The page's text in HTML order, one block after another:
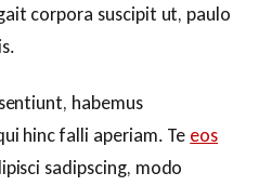
corpora suscipit ut, paulo
habemus
hinc falli aperiam. Te eos
sadipscing, modo